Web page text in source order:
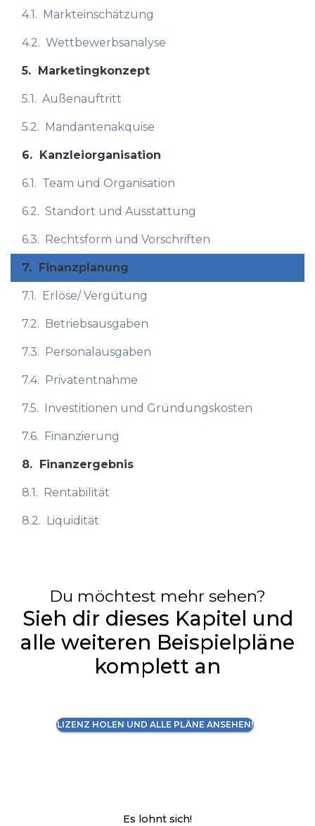
4.1. Markteinschätzung
4.2. Wettbewerbsanalyse
5. Marketingkonzept
5.1. Außenauftritt
5.2. Mandantenakquise
6. Kanzleiorganisation
6.1. Team und Organisation
6.2. Standort und Ausstattung
6.3. Rechtsform und Vorschriften
7. Finanzplanung
7.1. Erlöse/ Vergütung
7.2. Betriebsausgaben
7.3. Personalausgaben
7.4. Privatentnahme
7.5. Investitionen und Gründungskosten
7.6. Finanzierung
8. Finanzergebnis
8.1. Rentabilität
8.2. Liquidität
Du möchtest mehr sehen?
Sieh dir dieses Kapitel und
alle weiteren Beispielpläne
komplett an
LIZENZ HOLEN UND ALLE PLÄNE ANSEHEN!
Es lohnt sich!